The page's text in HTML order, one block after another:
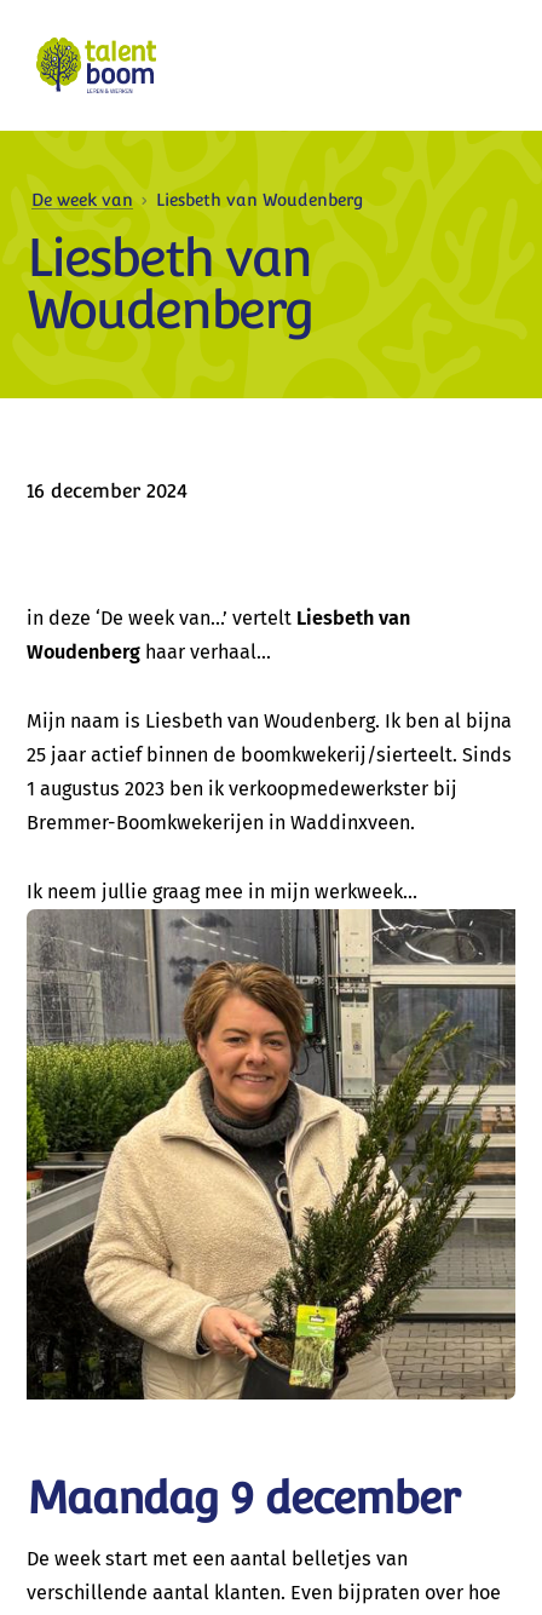
De week van Liesbeth van Woudenberg
Liesbeth van
Woudenberg
16 december 2024
in deze ‘De week van…’ vertelt Liesbeth van
Woudenberg haar verhaal...
Mijn naam is Liesbeth van Woudenberg. Ik ben al bijna
25 jaar actief binnen de boomkwekerij/sierteelt. Sinds
1 augustus 2023 ben ik verkoopmedewerkster bij
Bremmer-Boomkwekerijen in Waddinxveen.
Ik neem jullie graag mee in mijn werkweek…
Maandag 9 december
De week start met een aantal belletjes van
verschillende aantal klanten. Even bijpraten over hoe